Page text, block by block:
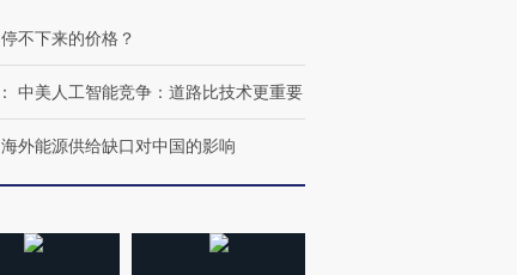
停不下来的价格？
： 中美人工智能竞争：道路比技术更重要
海外能源供给缺口对中国的影响